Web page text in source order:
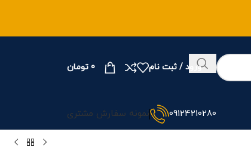
ورود / ثبت نام 0 تومان
09124210280 نمونه سفارش مشتری